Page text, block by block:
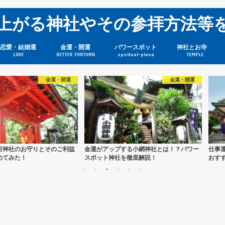
がる神社やその参拝方法等
恋愛・結婚運
LOVE
金運・開運
BETTER FORTURN
パワースポット
spiritual-place
神社とお寺
TEMPLE
金運・開運
がアップする小網神社とは！？パワー
ット神社を徹底解説！
仕事運に絶大な開運効果あり！日枝神
おすすめの理由をまとめてみた！